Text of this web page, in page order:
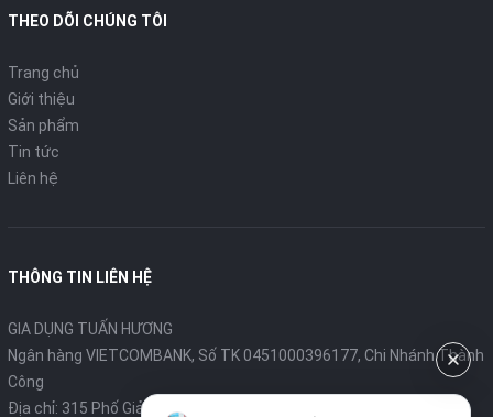
THEO DÕI CHÚNG TÔI
Trang chủ
Giới thiệu
Sản phẩm
Tin tức
Liên hệ
THÔNG TIN LIÊN HỆ
GIA DỤNG TUẤN HƯƠNG
Ngân hàng VIETCOMBANK, Số TK 0451000396177, Chi Nhánh Thành
Công
Địa chỉ: 315 Phố Giảng Võ - Ba Đình - Hà Nội